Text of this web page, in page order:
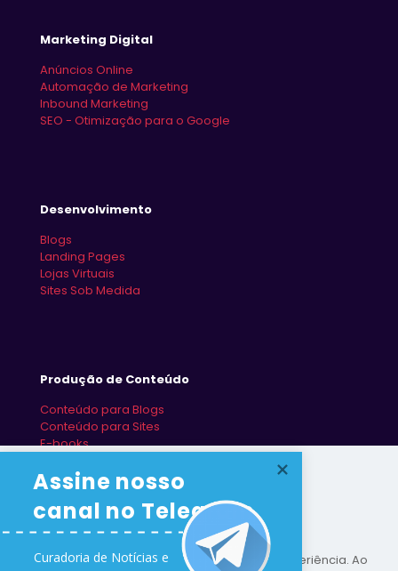
Marketing Digital
Anúncios Online
Automação de Marketing
Inbound Marketing
SEO - Otimização para o Google
Desenvolvimento
Blogs
Landing Pages
Lojas Virtuais
Sites Sob Medida
Produção de Conteúdo
Conteúdo para Blogs
Conteúdo para Sites
E-books
Este site utiliza cookies para melhorar sua experiência. Ao
Assine nosso
canal no Telegram
Curadoria de Notícias e